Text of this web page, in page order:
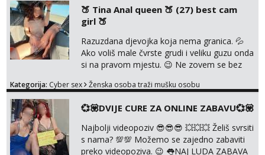
me vidjeti na videopozivu. 😉 S vama sam
vec 5 godina. Vaša Tina. 💗 ❌NE RADIM
NIŠTA UŽIVO❌ ❌NE RADIM NIŠTA UŽIVO❌
❌NE RADIM NIŠTA UŽIVO❌ ❌NE ...
🍑 Tina Anal queen 🍑 (27) best cam
girl 🍑
Razuzdana djevojka koja nema granica. 💦
Ako voliš male čvrste grudi i veliku guzu onda
si na pravom mjestu. 😉 Ne zovem se bez
grubu igru, dominaciju i puno prljavih igrica.
Ponuda videa koju ja nudim nećeš pronaći ni
kod jedne djevojke. U proteklih 5 godina
snimila sam preko 600 videouradaka. Malo je
reći da sam PR...
Kategorija: Cyber sex Ženska osoba traži mušku osobu
💞💟DVIJE CURE ZA ONLINE ZABAVU💞💟
Najbolji videopoziv 😎😎😎 💥💥💥 Želiš svrsiti
s nama? 💯💯 Možemo se zajedno zabaviti
preko videopoziva. 😉 👅NAJ LUDA ZABAVA